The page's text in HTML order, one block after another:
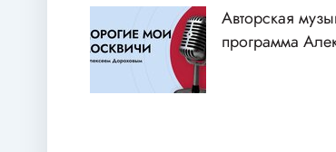
Авторская
программа